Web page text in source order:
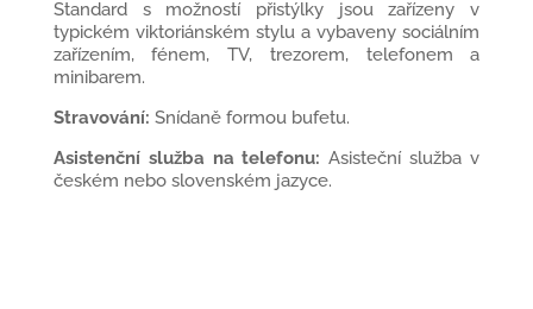
Standard s možností přistýlky jsou zařízeny v
typickém viktoriánském stylu a vybaveny sociálním
zařízením, fénem, TV, trezorem, telefonem a
minibarem.
Stravování: Snídaně formou bufetu.
Asistenční služba na telefonu: Asisteční služba v
českém nebo slovenském jazyce.